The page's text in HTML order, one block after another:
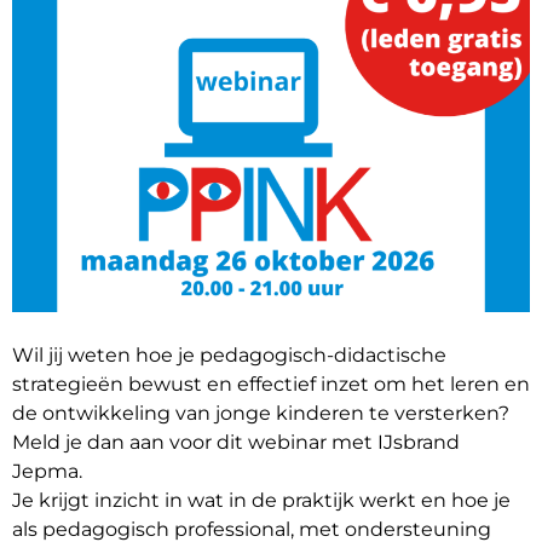
Wil jij weten hoe je pedagogisch‑didactische
strategieën bewust en effectief inzet om het leren en
de ontwikkeling van jonge kinderen te versterken?
Meld je dan aan voor dit webinar met IJsbrand
Jepma.
Je krijgt inzicht in wat in de praktijk werkt en hoe je
als pedagogisch professional, met ondersteuning